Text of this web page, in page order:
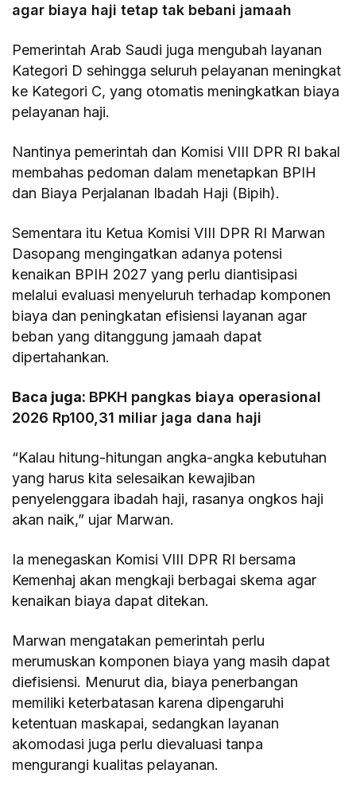
agar biaya haji tetap tak bebani jamaah
Pemerintah Arab Saudi juga mengubah layanan
Kategori D sehingga seluruh pelayanan meningkat
ke Kategori C, yang otomatis meningkatkan biaya
pelayanan haji.
Nantinya pemerintah dan Komisi VIII DPR RI bakal
membahas pedoman dalam menetapkan BPIH
dan Biaya Perjalanan Ibadah Haji (Bipih).
Sementara itu Ketua Komisi VIII DPR RI Marwan
Dasopang mengingatkan adanya potensi
kenaikan BPIH 2027 yang perlu diantisipasi
melalui evaluasi menyeluruh terhadap komponen
biaya dan peningkatan efisiensi layanan agar
beban yang ditanggung jamaah dapat
dipertahankan.
Baca juga: BPKH pangkas biaya operasional
2026 Rp100,31 miliar jaga dana haji
“Kalau hitung-hitungan angka-angka kebutuhan
yang harus kita selesaikan kewajiban
penyelenggara ibadah haji, rasanya ongkos haji
akan naik,” ujar Marwan.
Ia menegaskan Komisi VIII DPR RI bersama
Kemenhaj akan mengkaji berbagai skema agar
kenaikan biaya dapat ditekan.
Marwan mengatakan pemerintah perlu
merumuskan komponen biaya yang masih dapat
diefisiensi. Menurut dia, biaya penerbangan
memiliki keterbatasan karena dipengaruhi
ketentuan maskapai, sedangkan layanan
akomodasi juga perlu dievaluasi tanpa
mengurangi kualitas pelayanan.